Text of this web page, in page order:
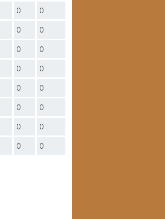
0 0
0 0
0 0
0 0
0 0
0 0
0 0
0 0